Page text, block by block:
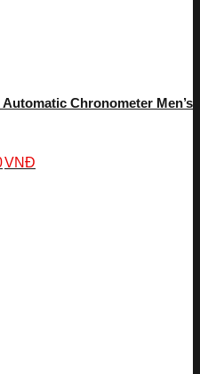
Chronometer Men’s
VNĐ